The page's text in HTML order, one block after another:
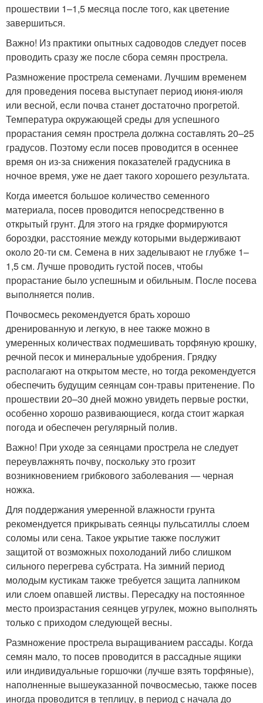
прошествии 1–1,5 месяца после того, как цветение
завершиться.
Важно! Из практики опытных садоводов следует посев
проводить сразу же после сбора семян прострела.
Размножение прострела семенами. Лучшим временем
для проведения посева выступает период июня-июля
или весной, если почва станет достаточно прогретой.
Температура окружающей среды для успешного
прорастания семян прострела должна составлять 20–25
градусов. Поэтому если посев проводится в осеннее
время он из-за снижения показателей градусника в
ночное время, уже не дает такого хорошего результата.
Когда имеется большое количество семенного
материала, посев проводится непосредственно в
открытый грунт. Для этого на грядке формируются
бороздки, расстояние между которыми выдерживают
около 20-ти см. Семена в них заделывают не глубже 1–
1,5 см. Лучше проводить густой посев, чтобы
прорастание было успешным и обильным. После посева
выполняется полив.
Почвосмесь рекомендуется брать хорошо
дренированную и легкую, в нее также можно в
умеренных количествах подмешивать торфяную крошку,
речной песок и минеральные удобрения. Грядку
располагают на открытом месте, но тогда рекомендуется
обеспечить будущим сеянцам сон-травы притенение. По
прошествии 20–30 дней можно увидеть первые ростки,
особенно хорошо развивающиеся, когда стоит жаркая
погода и обеспечен регулярный полив.
Важно! При уходе за сеянцами прострела не следует
переувлажнять почву, поскольку это грозит
возникновением грибкового заболевания — черная
ножка.
Для поддержания умеренной влажности грунта
рекомендуется прикрывать сеянцы пульсатиллы слоем
соломы или сена. Такое укрытие также послужит
защитой от возможных похолоданий либо слишком
сильного перегрева субстрата. На зимний период
молодым кустикам также требуется защита лапником
или слоем опавшей листвы. Пересадку на постоянное
место произрастания сеянцев угрулек, можно выполнять
только с приходом следующей весны.
Размножение прострела выращиванием рассады. Когда
семян мало, то посев проводится в рассадные ящики
или индивидуальные горшочки (лучше взять торфяные),
наполненные вышеуказанной почвосмесью, также посев
иногда проводится в теплицу, в период с начала до